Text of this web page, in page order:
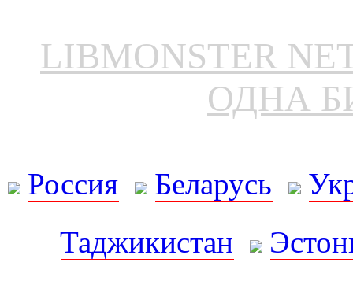
LIBMONSTER
ОДНА
Россия Беларусь
Таджикистан